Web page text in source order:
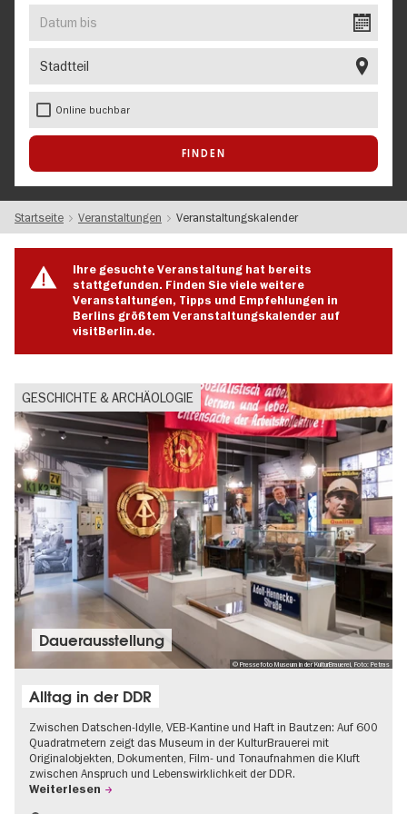
bis
Online buchbar
Startseite Veranstaltungen Veranstaltungskalender
Ihre gesuchte Veranstaltung hat bereits
stattgefunden. Finden Sie viele weitere
Veranstaltungen, Tipps und Empfehlungen in
Berlins größtem Veranstaltungskalender auf
visitBerlin.de.
GESCHICHTE & ARCHÄOLOGIE
© Pressefoto Museum in der KulturBrauerei, Foto: Petras
Dauer­aus­stel­lung
Alltag in der DDR
Zwischen Datschen-Idylle, VEB-Kantine und Haft in Bautzen: Auf 600
Quadratmetern zeigt das Museum in der KulturBrauerei mit
Originalobjekten, Dokumenten, Film- und Tonaufnahmen die Kluft
zwischen Anspruch und Lebenswirklichkeit der DDR.
Weiterlesen